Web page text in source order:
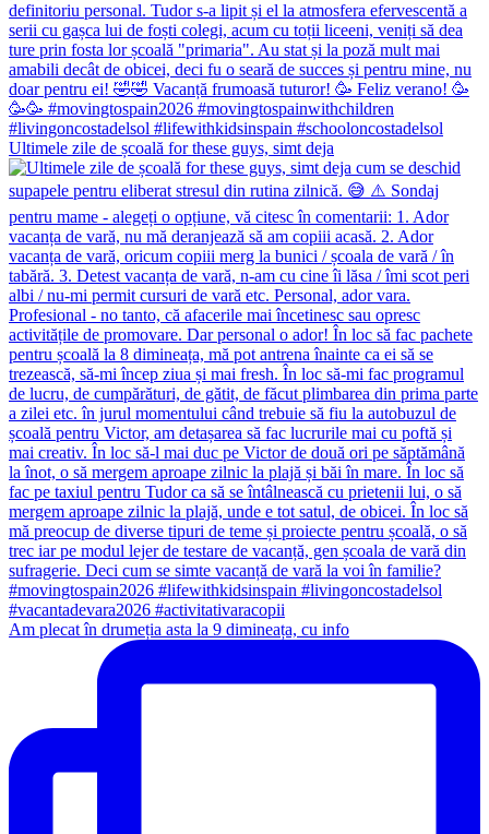
Ultimele zile de școală for these guys, simt deja
Am plecat în drumeția asta la 9 dimineața, cu info